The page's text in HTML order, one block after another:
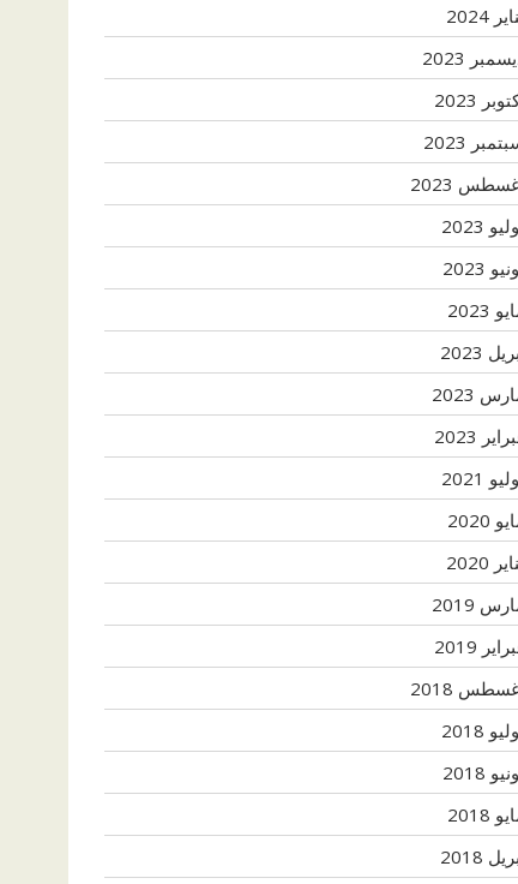
2024
2023
2023
2023
2023
2023
2023
2023
2023
2023
2023
2021
2020
2020
2019
2019
2018
2018
2018
2018
2018